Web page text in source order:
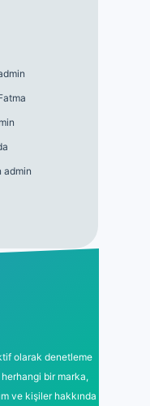
admin
olarak denetleme
bir marka,
ve kişiler hakkında